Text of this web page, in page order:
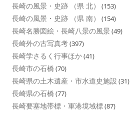
長崎の風景・史跡 （県 北） (153)
長崎の風景・史跡 （県 南） (154)
長崎名勝図絵・長崎八景の風景 (49)
長崎外の古写真考(397)
長崎学さるく行事ほか(41)
長崎市の石橋 (70)
長崎県の土木遺産・市水道史施設 (31)
長崎県の石橋 (77)
長崎要塞地帯標・軍港境域標(87)